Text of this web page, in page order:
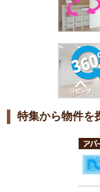
特集から物件を